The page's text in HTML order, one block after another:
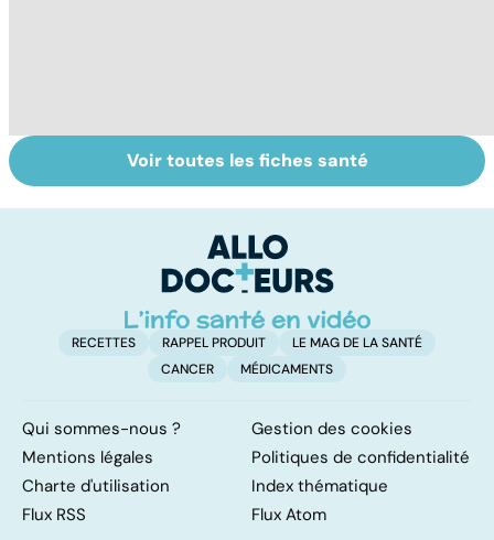
Faire du sport à
domicile, c'est
Don de gamètes :
le pour et le
levée de
l'anonymat
Voir toutes les fiches santé
RECETTES RAPPEL PRODUIT
LE MAG DE LA SANTÉ
CANCER
MÉDICAMENTS
Qui sommes-nous ?
Gestion des cookies
Mentions légales
Politiques de confidentialité
Charte d'utilisation
Index thématique
Flux RSS
Flux Atom